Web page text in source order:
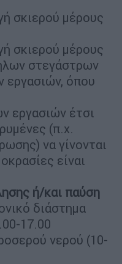
σκιερού μέρους
σκιερού μέρους
στεγάστρων
εργασιών, όπου
εργασιών έτσι
(π.χ.
να γίνονται
είναι
ή/και παύση
διάστημα
17.00
νερού (10-